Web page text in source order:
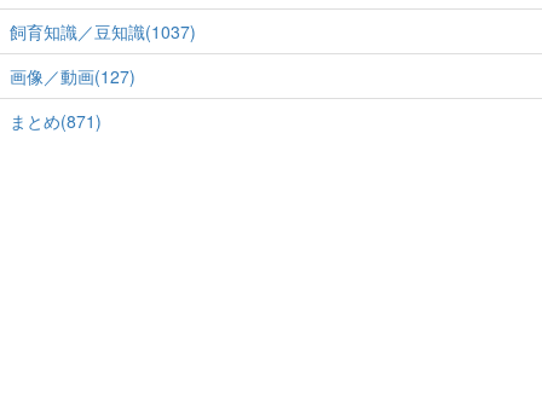
飼育知識／豆知識(1037)
画像／動画(127)
まとめ(871)